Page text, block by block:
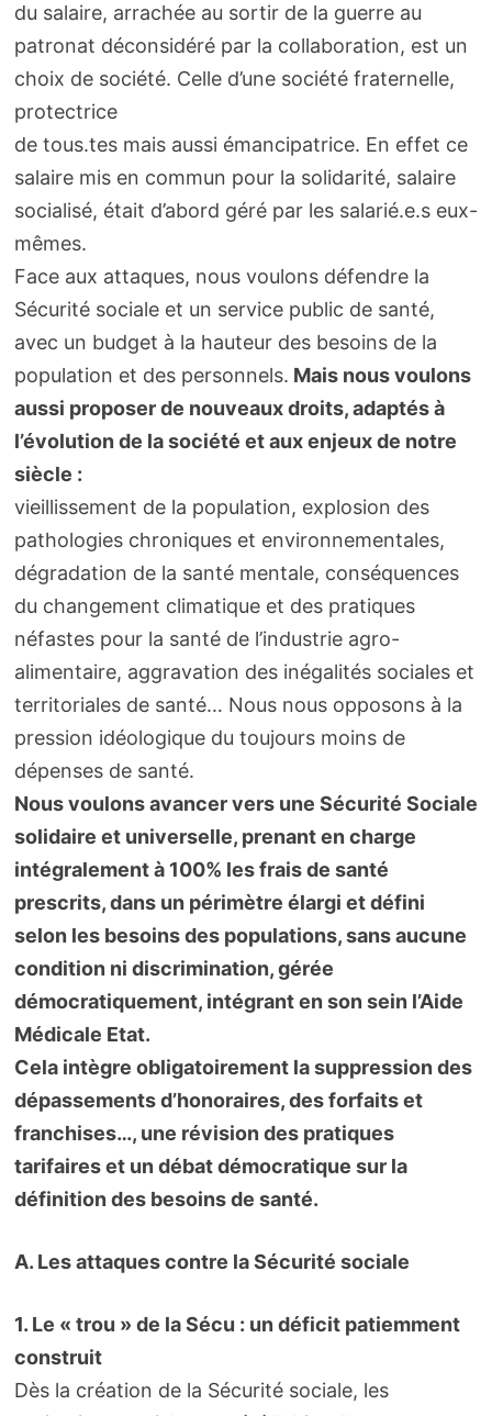
du salaire, arrachée au sortir de la guerre au
patronat déconsidéré par la collaboration, est un
choix de société. Celle d’une société fraternelle,
protectrice
de tous.tes mais aussi émancipatrice. En effet ce
salaire mis en commun pour la solidarité, salaire
socialisé, était d’abord géré par les salarié.e.s eux-
mêmes.
Face aux attaques, nous voulons défendre la
Sécurité sociale et un service public de santé,
avec un budget à la hauteur des besoins de la
population et des personnels. Mais nous voulons
aussi proposer de nouveaux droits, adaptés à
l’évolution de la société et aux enjeux de notre
siècle :
vieillissement de la population, explosion des
pathologies chroniques et environnementales,
dégradation de la santé mentale, conséquences
du changement climatique et des pratiques
néfastes pour la santé de l’industrie agro-
alimentaire, aggravation des inégalités sociales et
territoriales de santé… Nous nous opposons à la
pression idéologique du toujours moins de
dépenses de santé.
Nous voulons avancer vers une Sécurité Sociale
solidaire et universelle, prenant en charge
intégralement à 100% les frais de santé
prescrits, dans un périmètre élargi et défini
selon les besoins des populations, sans aucune
condition ni discrimination, gérée
démocratiquement, intégrant en son sein l’Aide
Médicale Etat.
Cela intègre obligatoirement la suppression des
dépassements d’honoraires, des forfaits et
franchises…, une révision des pratiques
tarifaires et un débat démocratique sur la
définition des besoins de santé.
A. Les attaques contre la Sécurité sociale
1. Le « trou » de la Sécu : un déficit patiemment
construit
Dès la création de la Sécurité sociale, les